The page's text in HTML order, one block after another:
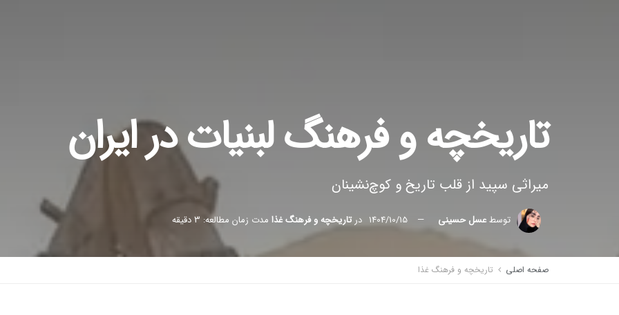
تاریخچه و فرهنگ لبنیات در ایران
میراثی سپید از قلب تاریخ و کوچ‌نشینان
توسطعسل حسینی 1404/10/15 درتاریخچه و فرهنگ غذا مدت زمان مطالعه: 3 دقیقه
صفحه اصلی تاریخچه و فرهنگ غذا